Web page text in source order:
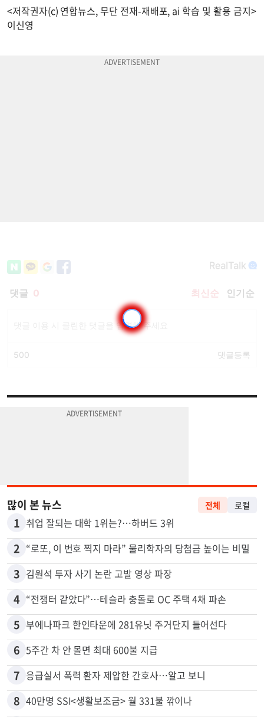
<저작권자(c) 연합뉴스, 무단 전재-재배포, ai 학습 및 활용 금지>
이신영
1 취업 잘되는 대학 1위는?…하버드 3위
2 “로또, 이 번호 찍지 마라” 물리학자의 당첨금 높이는 비밀
3 김원석 투자 사기 논란 고발 영상 파장
4 “전쟁터 같았다”…테슬라 충돌로 OC 주택 4채 파손
5 부에나파크 한인타운에 281유닛 주거단지 들어선다
6 5주간 차 안 몰면 최대 600불 지급
7 응급실서 폭력 환자 제압한 간호사…알고 보니